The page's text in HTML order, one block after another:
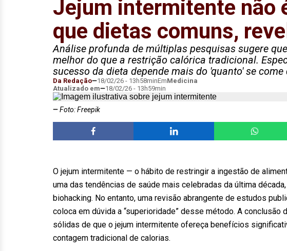
Jejum intermitente não
que dietas comuns,
Análise profunda de múltiplas pesquisas sugere
melhor do que a restrição calórica tradicional.
sucesso da dieta depende mais do 'quanto' se come
Da Redação 18/02/26 - 13h58minEmMedicina
Atualizado em
18/02/26 - 13h59min
Foto: Freepik
O jejum intermitente — o hábito de restringir a ingestão de
uma das tendências de saúde mais celebradas da última
biohacking. No entanto, uma revisão abrangente de estudos
coloca em dúvida a “superioridade” desse método. A
sólidas de que o jejum intermitente ofereça benefícios
contagem tradicional de calorias.